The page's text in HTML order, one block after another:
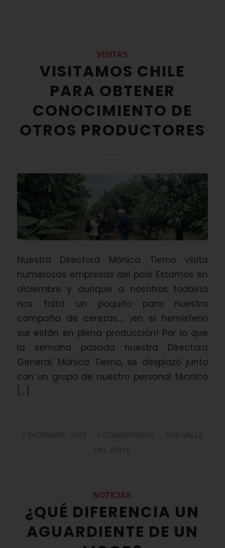
VISITAS
VISITAMOS CHILE
PARA OBTENER
CONOCIMIENTO DE
OTROS PRODUCTORES
Nuestra Directora Mónica Tierno visita
numerosas empresas del país Estamos en
diciembre y aunque a nosotros todavía
nos falta un poquito para nuestra
campaña de cerezas…. ¡en el hemisferio
sur están en plena producción! Por lo que
la semana pasada nuestra Directora
General, Mónica Tierno, se desplazó junto
con un grupo de nuestro personal técnico
[…]
NOTICIAS
¿QUÉ DIFERENCIA UN
AGUARDIENTE DE UN